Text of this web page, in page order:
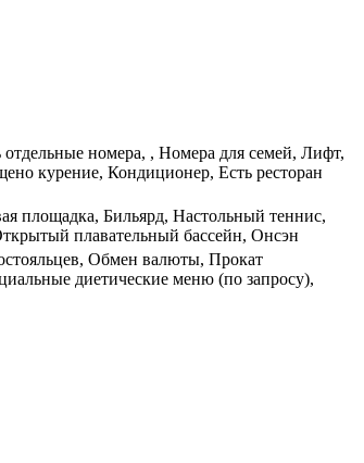
отдельные номера, , Номера для семей, Лифт,
курение, Кондиционер, Есть ресторан
площадка, Бильярд, Настольный теннис,
плавательный бассейн, Онсэн
Обмен валюты, Прокат
диетические меню (по запросу),